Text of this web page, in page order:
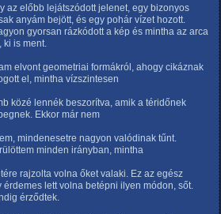
az előbb lejátszódott jelenet, egy bizonyos
anyám bejött, és egy pohár vízet hozott.
gyorsan rázkódott a kép és mintha az arca
ki is ment.
elvont geometriai formákról, ahogy cikáznak
el, mintha vízszintesen
közé lennék beszorítva, amik a téridőnek
Ekkor már nem
mindenesetre nagyon valódinak tűnt.
minden irányban, mintha
rajzolta volna őket valaki. Ez az egész
lett volna betépni ilyen módon, sőt.
érződtek.